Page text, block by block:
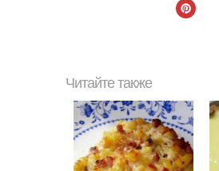
Читайте также